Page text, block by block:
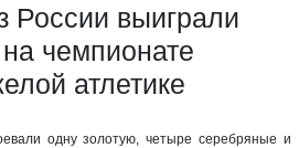
России выиграли
чемпионате
атлетике
одну золотую, четыре серебряные и